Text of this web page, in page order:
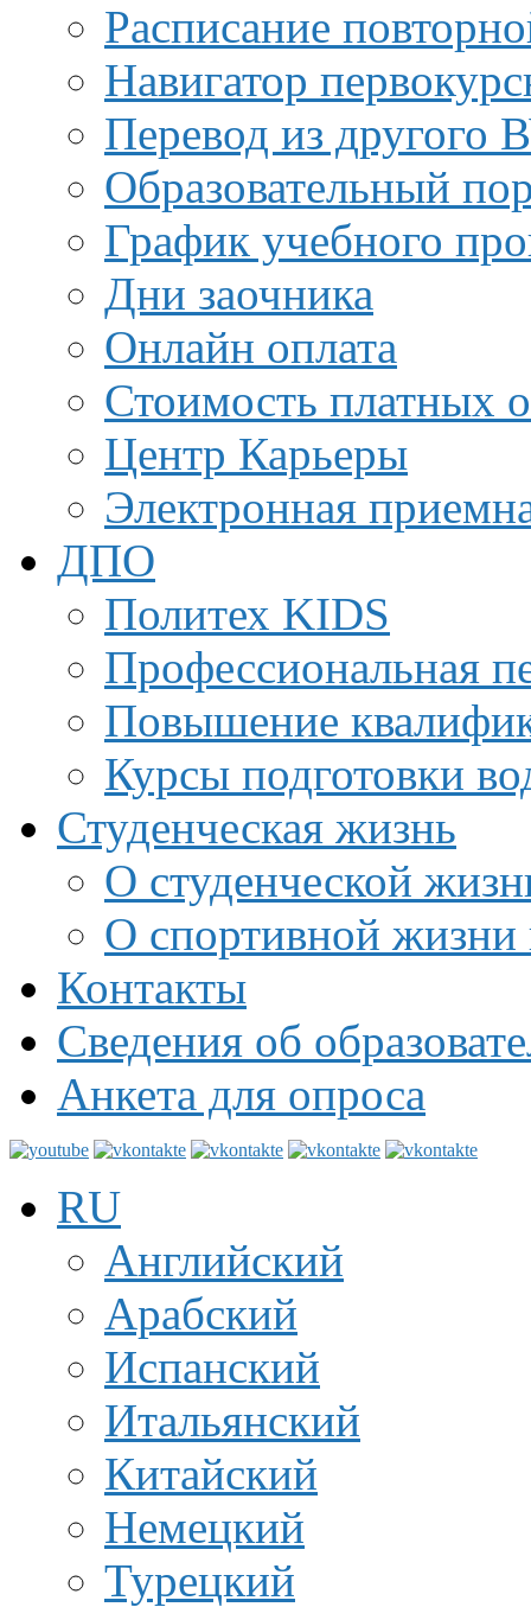
Расписание
Навигатор
Перевод из другого
Образовательный
График учебного
Дни заочника
Онлайн оплата
Стоимость платных
Центр Карьеры
Электронная
ДПО
Политех KIDS
Профессиональная
Повышение
Курсы подготовки
Студенческая жизнь
О студенческой
О спортивной жизни
Контакты
Сведения об
Анкета для опроса
RU
Английский
Арабский
Испанский
Итальянский
Китайский
Немецкий
Турецкий